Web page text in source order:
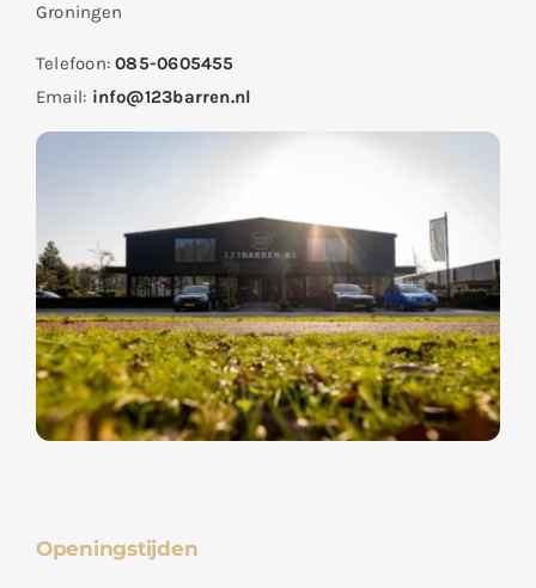
Groningen
Telefoon:085-0605455
Email: info@123barren.nl
Openingstijden